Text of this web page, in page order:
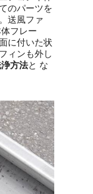
のパーツを
送風ファ
フレー
に付いた状
ィンも外し
方法と な